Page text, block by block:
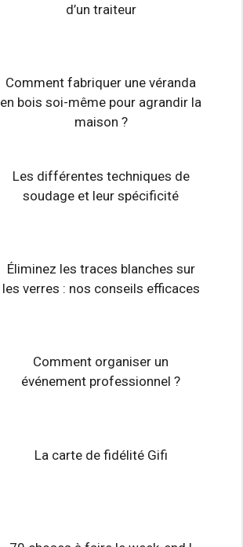
d’un traiteur
Comment fabriquer une véranda
en bois soi-même pour agrandir la
maison ?
Les différentes techniques de
soudage et leur spécificité
Éliminez les traces blanches sur
les verres : nos conseils efficaces
Comment organiser un
événement professionnel ?
La carte de fidélité Gifi